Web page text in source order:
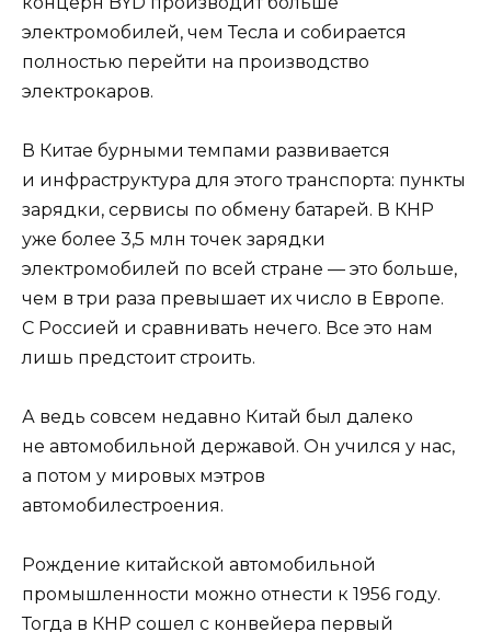
электромобилей, чем Тесла и собирается
полностью перейти на производство
электрокаров.
В Китае бурными темпами развивается
и инфраструктура для этого транспорта: пункты
зарядки, сервисы по обмену батарей. В КНР
уже более 3,5 млн точек зарядки
электромобилей по всей стране — это больше,
чем в три раза превышает их число в Европе.
С Россией и сравнивать нечего. Все это нам
лишь предстоит строить.
А ведь совсем недавно Китай был далеко
не автомобильной державой. Он учился у нас,
а потом у мировых мэтров
автомобилестроения.
Рождение китайской автомобильной
промышленности можно отнести к 1956 году.
Тогда в КНР сошел с конвейера первый